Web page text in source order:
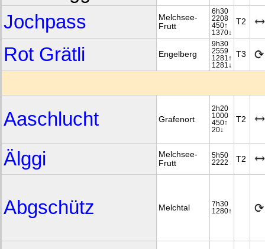
Jochpass
Melchsee-
Frutt
6h30
2208
450↑
1370↓
T2
Rot Grätli Engelberg
9h30
2559
1281↑
1281↓
T3
Aaschlucht Grafenort
2h20
1000
450↑
20↓
T2
Älggi
Melchsee-
Frutt
5h50
2222
T2
Abgschütz Melchtal
7h30
1280↑